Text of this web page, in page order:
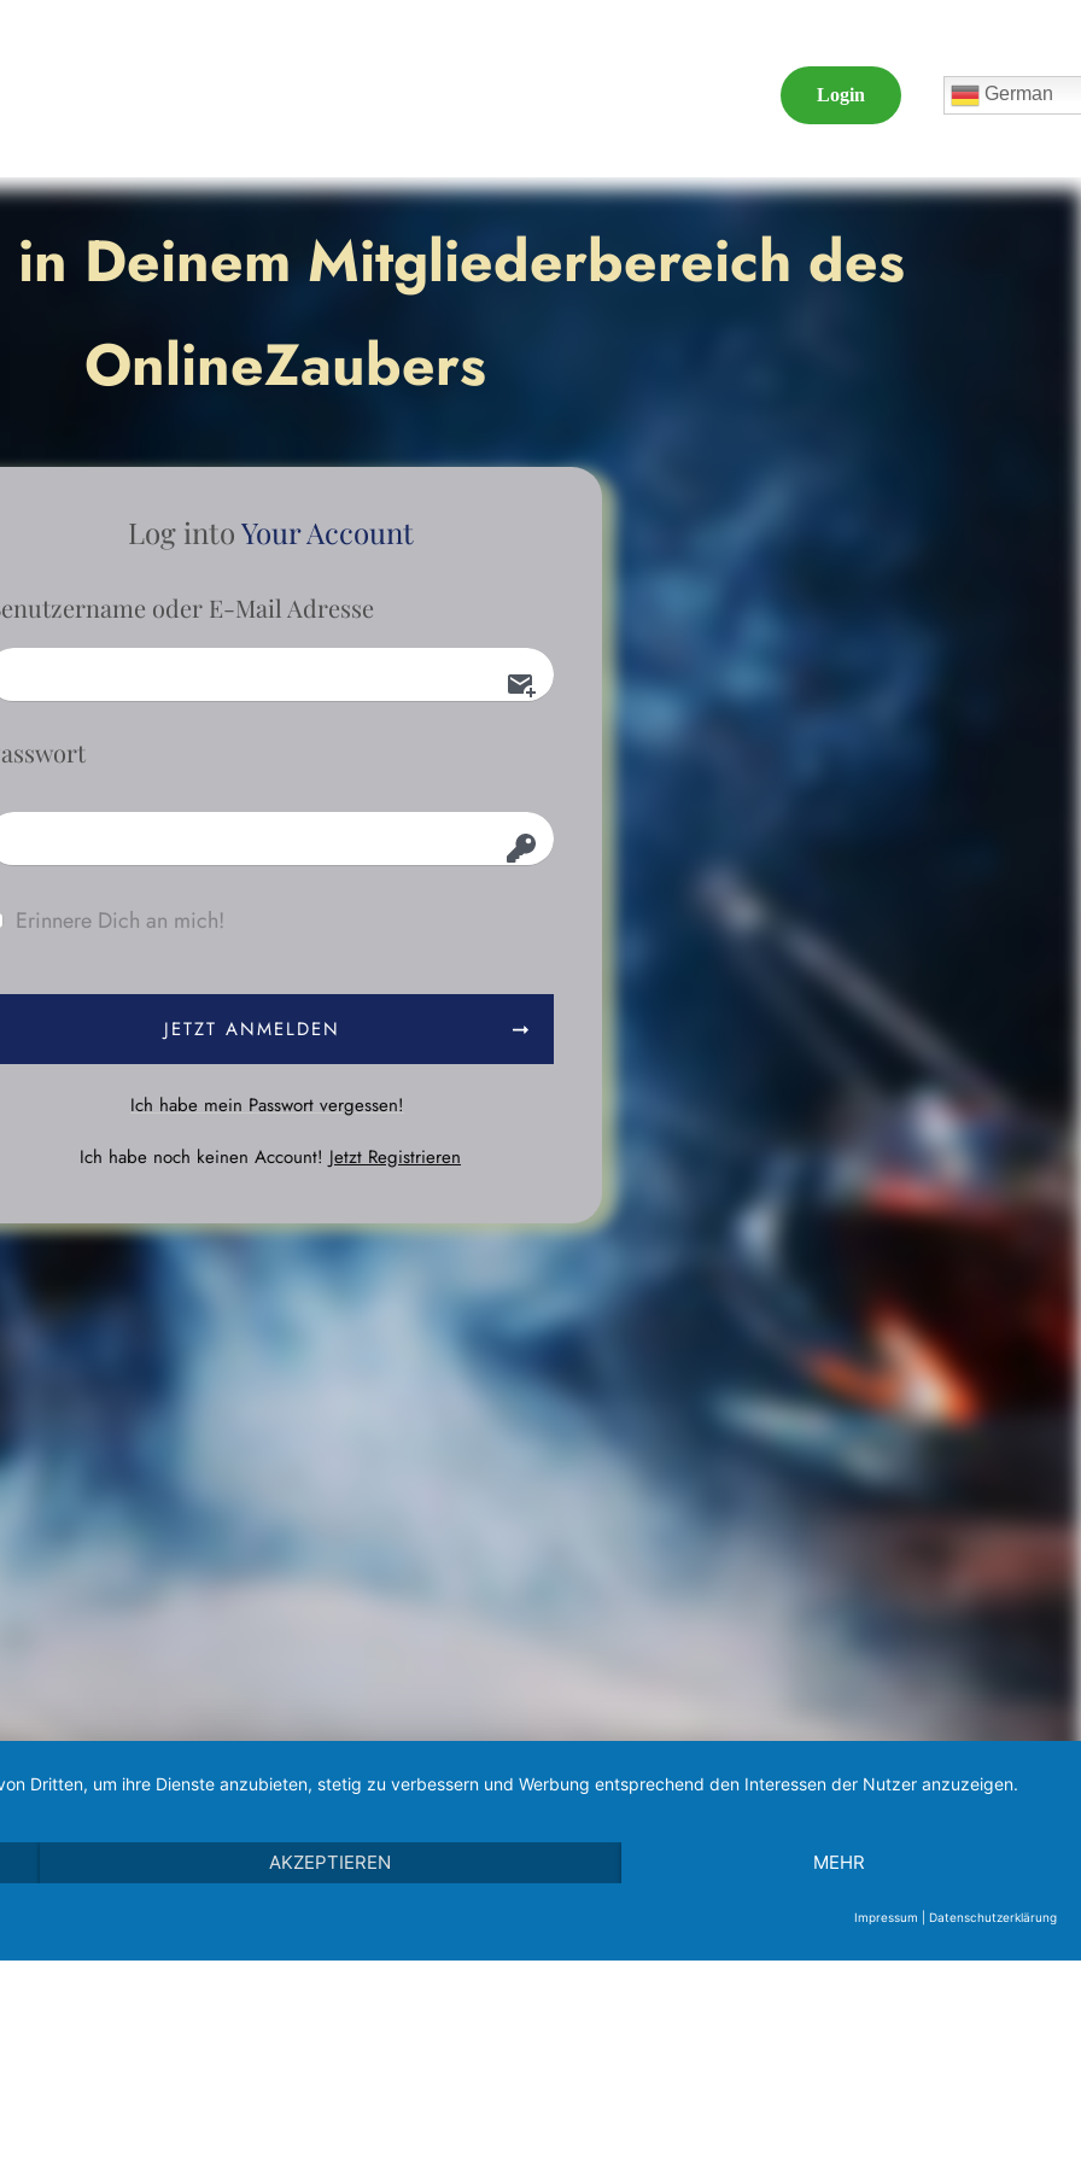
Login German
Deinem Mitgliederbereich des
OnlineZaubers
Log intoYour Account
oder E-Mail Adresse
Erinnere Dich an mich!
JETZT ANMELDEN
Ich habe mein Passwort vergessen!
Ich habe noch keinen Account! Jetzt Registrieren
Dritten, um ihre Dienste anzubieten, stetig zu verbessern und Werbung entsprechend den Interessen der Nutzer anzuzeigen.
AKZEPTIEREN MEHR
Impressum Datenschutzerklärung